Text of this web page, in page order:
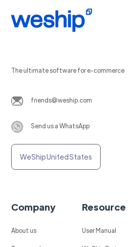
The ultimate software for e-commerce
friends@weship.com
Send us a WhatsApp
WeShip United States
Company
About us
Resource
User Manual